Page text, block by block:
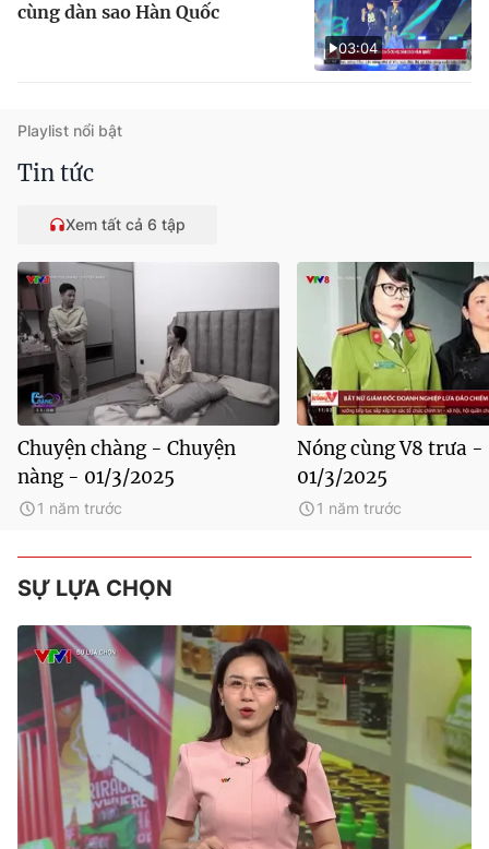
03:04
cùng dàn sao Hàn Quốc
Playlist nổi bật
Tin tức
Xem tất cả 6 tập
Chuyện chàng - Chuyện
nàng - 01/3/2025
1 năm trước
Nóng cùng V8 trưa -
01/3/2025
1 năm trước
SỰ LỰA CHỌN